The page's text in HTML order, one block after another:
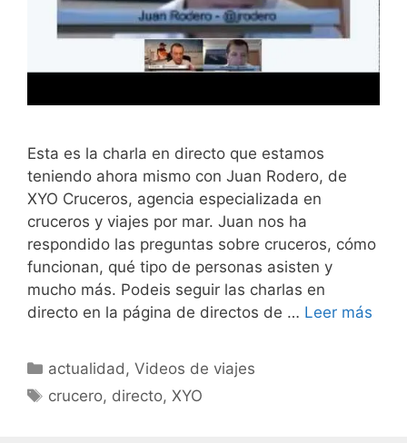
Esta es la charla en directo que estamos
teniendo ahora mismo con Juan Rodero, de
XYO Cruceros, agencia especializada en
cruceros y viajes por mar. Juan nos ha
respondido las preguntas sobre cruceros, cómo
funcionan, qué tipo de personas asisten y
mucho más. Podeis seguir las charlas en
directo en la página de directos de … Leer más
Categorías
actualidad ,Videos de viajes
Etiquetas
crucero, directo,XYO